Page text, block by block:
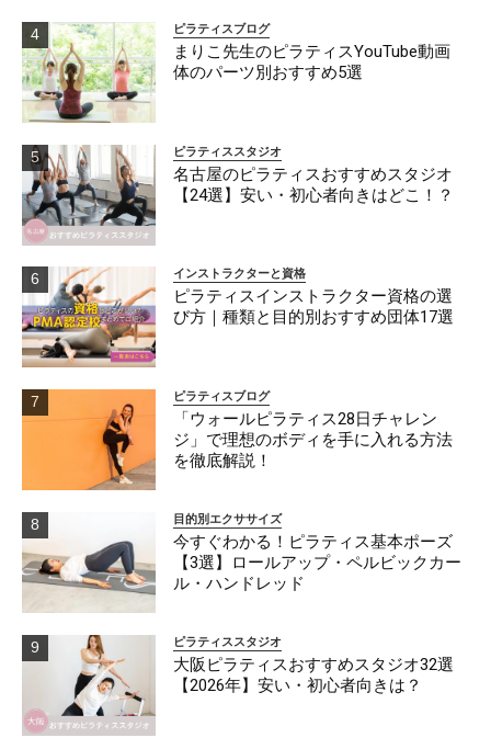
ピラティスブログ
まりこ先生のピラティスYouTube動画
体のパーツ別おすすめ5選
ピラティススタジオ
名古屋のピラティスおすすめスタジオ
【24選】安い・初心者向きはどこ！？
インストラクターと資格
ピラティスインストラクター資格の選
び方｜種類と目的別おすすめ団体17選
ピラティスブログ
「ウォールピラティス28日チャレン
ジ」で理想のボディを手に入れる方法
を徹底解説！
目的別エクササイズ
今すぐわかる！ピラティス基本ポーズ
【3選】ロールアップ・ペルビックカー
ル・ハンドレッド
ピラティススタジオ
大阪ピラティスおすすめスタジオ32選
【2026年】安い・初心者向きは？